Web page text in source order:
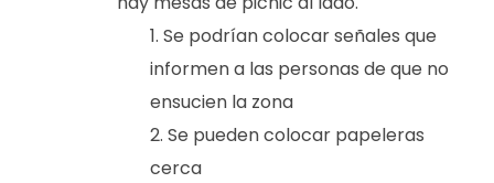
Se podrían colocar señales que
informen a las personas de que no
ensucien la zona
Se pueden colocar papeleras
cerca